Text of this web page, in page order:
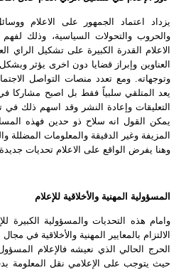
يزداد اعتماد الجمهور على الاعلام
والحروب والتحولات السياسية، وذلك
الاعلام القدرة الكبيرة على تشكيل الراي
العناوين وإبراز قضايا دون اخرى يؤثر
وتوجهاته. ومع تعدد منصات التواصل
يعد المتلقي سلبياً فقط بل اصبح مشاركا
التعليقات وإعادة النشر وقد اسهم ذلك
يمكن القول انه سلاح ذو حدين فهذه
المزيفة وغير الدقيقة والمعلومات
وهنا يفرض الواقع على الاعلام تحديات
المسؤولية المهنية والأخلاقية للإعلام
وامام هذه التحديات والمسؤولية الكبيرة
الالتزام بالمعايير المهنية والأخلاقية في
الحرج الحالي الذي نعيشه فالإعلام
حيث يتوجب على الإعلامي نقل المعلومة